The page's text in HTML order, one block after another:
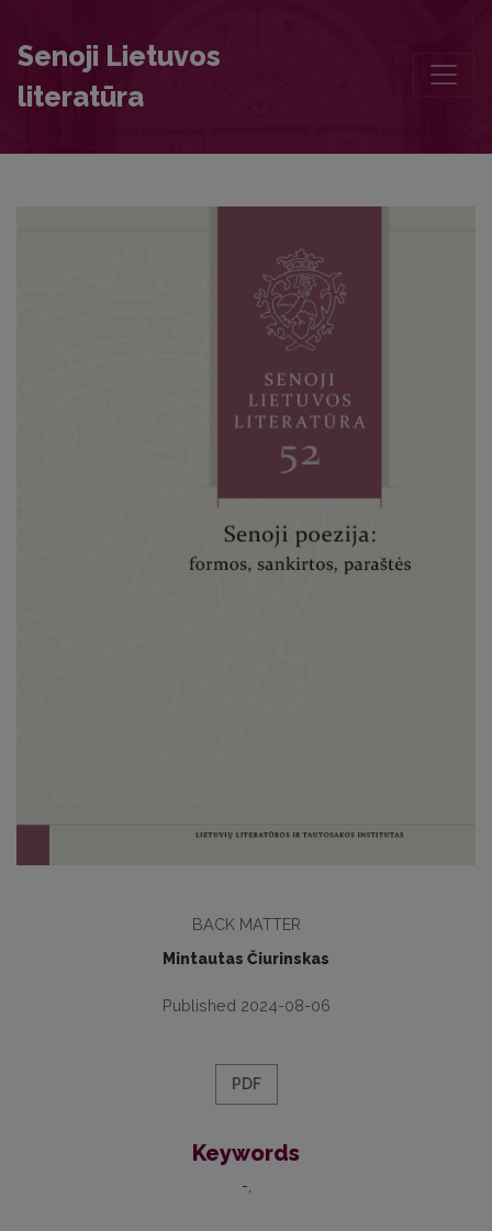
Senoji Lietuvos
literatūra
BACK MATTER
Mintautas Čiurinskas
Published 2024-08-06
PDF
Keywords
-